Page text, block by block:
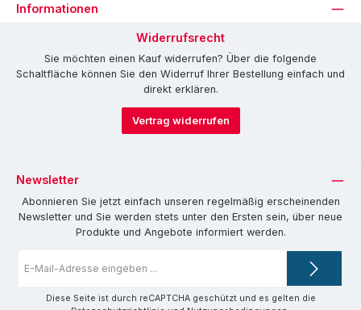
Informationen
Widerrufsrecht
Sie möchten einen Kauf widerrufen? Über die folgende
Schaltfläche können Sie den Widerruf Ihrer Bestellung einfach und
direkt erklären.
Vertrag widerrufen
Newsletter
Abonnieren Sie jetzt einfach unseren regelmäßig erscheinenden
Newsletter und Sie werden stets unter den Ersten sein, über neue
Produkte und Angebote informiert werden.
Mail-
Diese Seite ist durch reCAPTCHA geschützt und es gelten die